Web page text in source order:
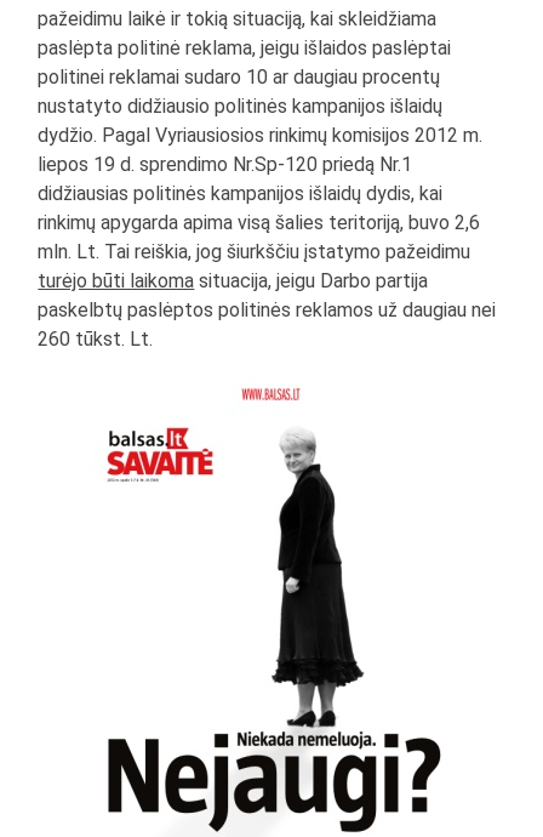
pažeidimu laikė ir tokią situaciją, kai skleidžiama
paslėpta politinė reklama, jeigu išlaidos paslėptai
politinei reklamai sudaro 10 ar daugiau procentų
nustatyto didžiausio politinės kampanijos išlaidų
dydžio. Pagal Vyriausiosios rinkimų komisijos 2012 m.
liepos 19 d. sprendimo Nr.Sp-120 priedą Nr.1
didžiausias politinės kampanijos išlaidų dydis, kai
rinkimų apygarda apima visą šalies teritoriją, buvo 2,6
mln. Lt. Tai reiškia, jog šiurkščiu įstatymo pažeidimu
turėjo būti laikoma situacija, jeigu Darbo partija
paskelbtų paslėptos politinės reklamos už daugiau nei
260 tūkst. Lt.